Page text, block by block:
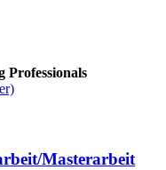
Professionals
Masterarbeit